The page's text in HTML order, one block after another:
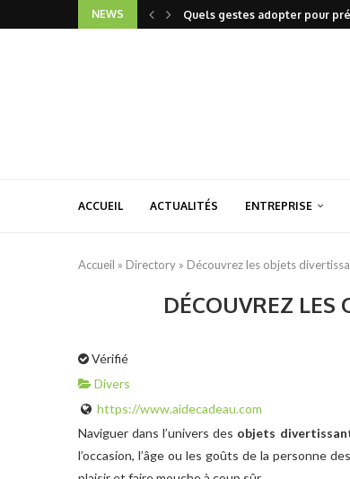
NEWS Quels gestes adopter pour
ACCUEIL ACTUALITÉS ENTREPRISE
Accueil » Directory » Découvrez les objets
DÉCOUVREZ LES
Vérifié
Divers
https://www.aidecadeau.com
Naviguer dans l’univers des objets
l’occasion, l’âge ou les goûts de la personne